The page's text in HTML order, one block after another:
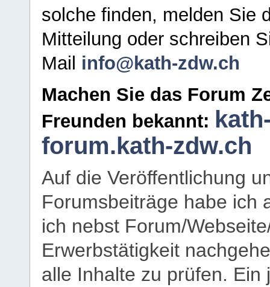
solche finden, melden Sie
Mitteilung oder schreiben
Mail info@kath-zdw.ch
Machen Sie das Forum
Freunden bekannt:
forum.kath-zdw.ch
Auf die Veröffentlichung
Forumsbeiträge habe ich
ich nebst Forum/
Erwerbstätigkeit
alle Inhalte zu prüfen.